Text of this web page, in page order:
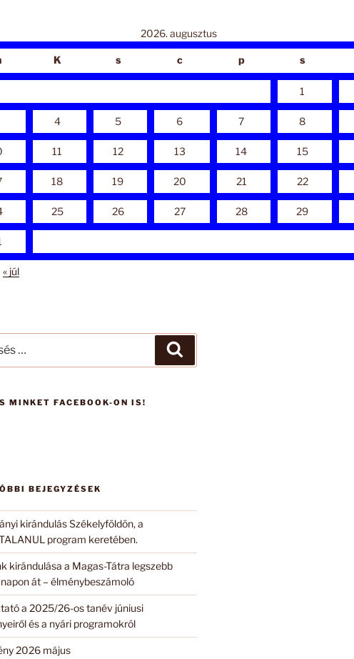
2026. augusztus
K s c p s
1
4 5 6 7 8
11 12 13 14 15
18 19 20 21 22
25 26 27 28 29
« júl
MINKET FACEBOOK-ON IS!
BEJEGYZÉSEK
kirándulás Székelyföldön, a
program keretében.
kirándulása a Magas-Tátra legszebb
át – élménybeszámoló
a 2025/26-os tanév júniusi
és a nyári programokról
2026 május